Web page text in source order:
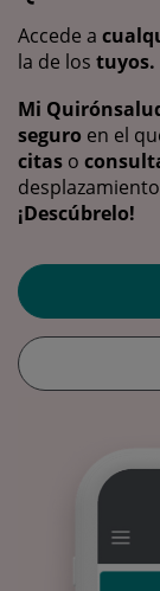
Accede a
la de los tuyos.
Mi
seguro en el
citas o
¡Descúbrelo!